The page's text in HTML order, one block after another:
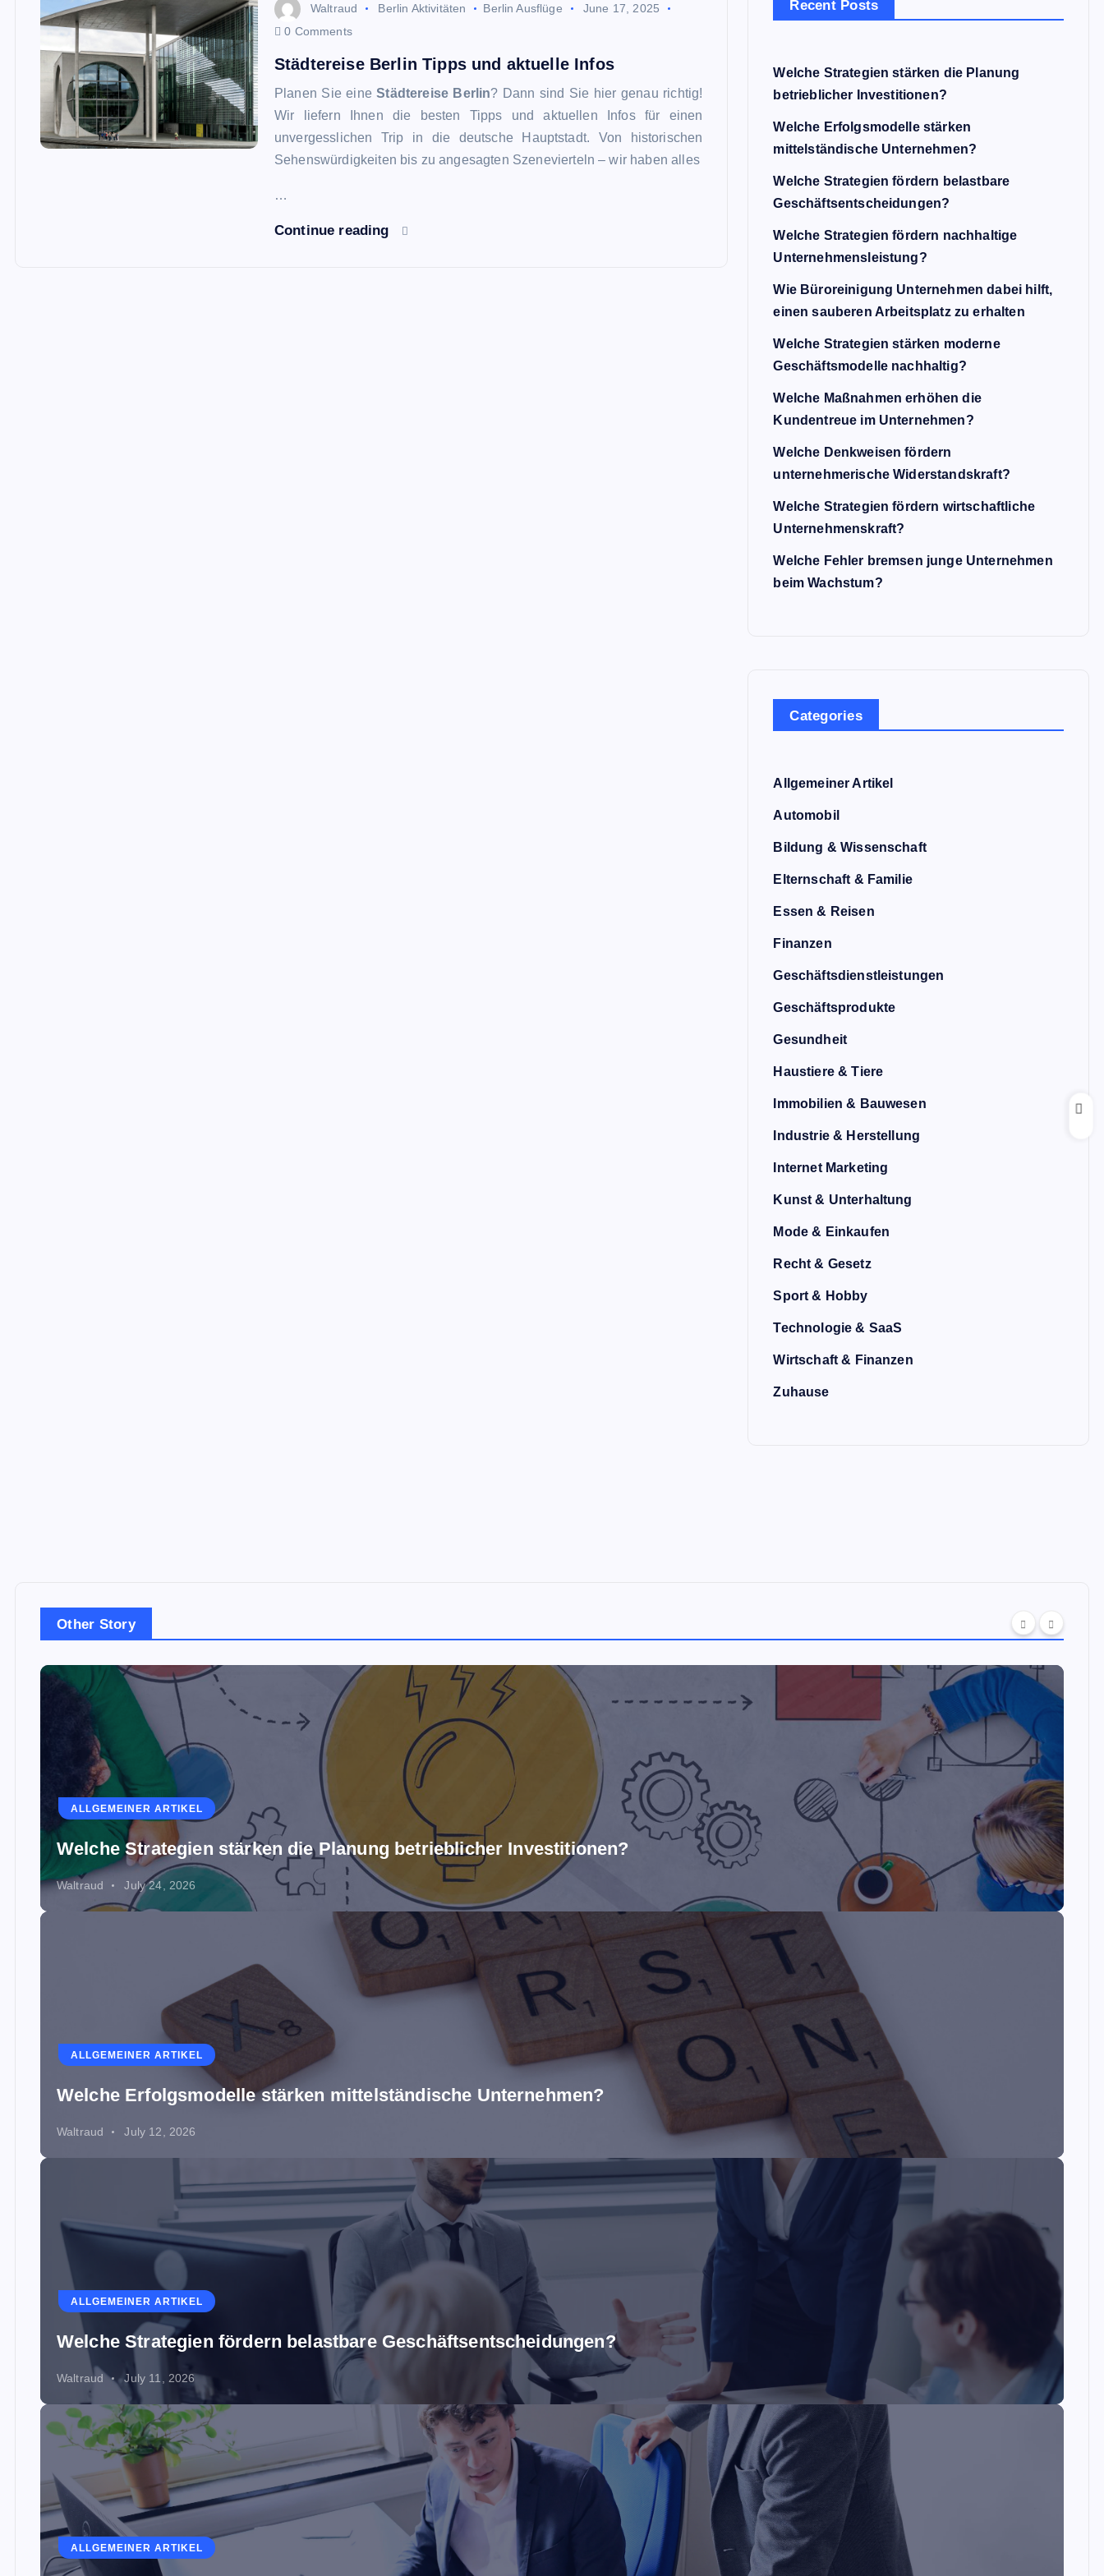
Waltraud Berlin Aktivitäten Berlin Ausflüge
June 17, 2025
0 Comments
Städtereise Berlin Tipps und aktuelle Infos
Planen Sie eineStädtereise Berlin? Dann sind Sie hier genau richtig!
Wir liefern Ihnen die besten Tipps und aktuellen Infos für einen
unvergesslichen Trip in die deutsche Hauptstadt. Von historischen
Sehenswürdigkeiten bis zu angesagten Szenevierteln – wir haben alles
…
Continue reading
Recent Posts
Welche Strategien stärken die Planung
betrieblicher Investitionen?
Welche Erfolgsmodelle stärken
mittelständische Unternehmen?
Welche Strategien fördern belastbare
Geschäftsentscheidungen?
Welche Strategien fördern nachhaltige
Unternehmensleistung?
Wie Büroreinigung Unternehmen dabei hilft,
einen sauberen Arbeitsplatz zu erhalten
Welche Strategien stärken moderne
Geschäftsmodelle nachhaltig?
Welche Maßnahmen erhöhen die
Kundentreue im Unternehmen?
Welche Denkweisen fördern
unternehmerische Widerstandskraft?
Welche Strategien fördern wirtschaftliche
Unternehmenskraft?
Welche Fehler bremsen junge Unternehmen
beim Wachstum?
Categories
Allgemeiner Artikel
Automobil
Bildung & Wissenschaft
Elternschaft & Familie
Essen & Reisen
Finanzen
Geschäftsdienstleistungen
Geschäftsprodukte
Gesundheit
Haustiere & Tiere
Immobilien & Bauwesen
Industrie & Herstellung
Internet Marketing
Kunst & Unterhaltung
Mode & Einkaufen
Recht & Gesetz
Sport & Hobby
Technologie & SaaS
Wirtschaft & Finanzen
Zuhause
Other Story
ALLGEMEINER ARTIKEL
Welche Strategien stärken die Planung betrieblicher Investitionen?
Waltraud July 24, 2026
ALLGEMEINER ARTIKEL
Welche Erfolgsmodelle stärken mittelständische Unternehmen?
Waltraud July 12, 2026
ALLGEMEINER ARTIKEL
Welche Strategien fördern belastbare Geschäftsentscheidungen?
Waltraud July 11, 2026
ALLGEMEINER ARTIKEL